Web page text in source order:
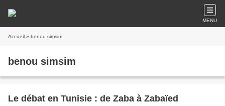
MENU
Accueil » benou simsim
benou simsim
Le débat en Tunisie : de Zaba à Zabaïed